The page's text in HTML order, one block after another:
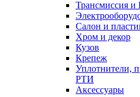
Трансмиссия
Салон и
Хром и декор
Кузов
Крепеж
Уплотнители,
РТИ
Аксессуары